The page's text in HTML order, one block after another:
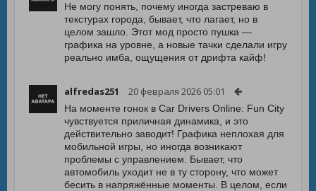
Не могу понять, почему иногда застреваю в
текстурах города, бывает, что лагает, но в
целом зашло. Этот мод просто пушка —
графика на уровне, а новые тачки сделали игру
реально имба, ощущения от дрифта кайф!
alfredas251 20 февраля 2026 05:01
На моменте гонок в Car Drivers Online: Fun City
чувствуется приличная динамика, и это
действительно заводит! Графика неплохая для
мобильной игры, но иногда возникают
проблемы с управлением. Бывает, что
автомобиль уходит не в ту сторону, что может
бесить в напряжённые моменты. В целом, если